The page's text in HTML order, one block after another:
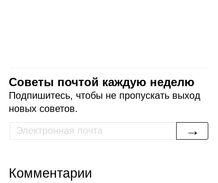
Советы почтой каждую неделю
Подпишитесь, чтобы не пропускать выход
новых советов.
→
Комментарии